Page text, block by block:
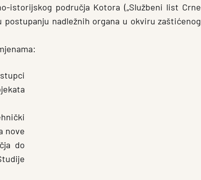
istorijskog područja Kotora („Službeni list Crne
postupanju nadležnih organa u okviru zaštićenog
nove
do